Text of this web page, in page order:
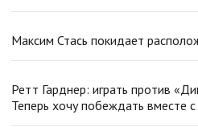
Максим Стась покидает
Ретт Гарднер: играть против
Теперь хочу побеждать вместе